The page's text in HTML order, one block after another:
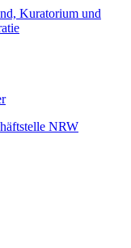
Kuratorium und
NRW